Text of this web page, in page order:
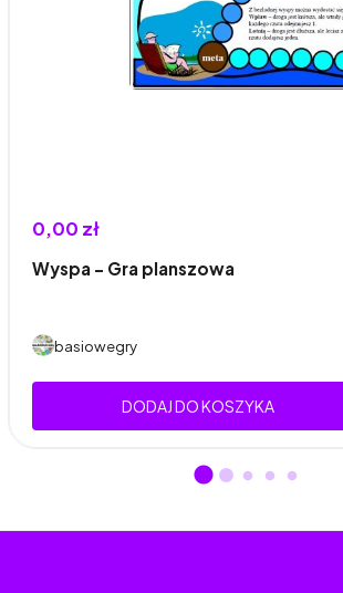
0,00 zł
Wyspa – Gra planszowa
basiowegry
DODAJ DO KOSZYKA